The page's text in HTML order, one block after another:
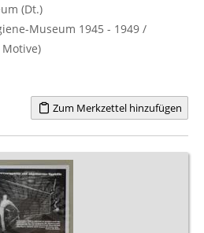
(Dt.)
Museum 1945 - 1949 /
Zum Merkzettel hinzufügen